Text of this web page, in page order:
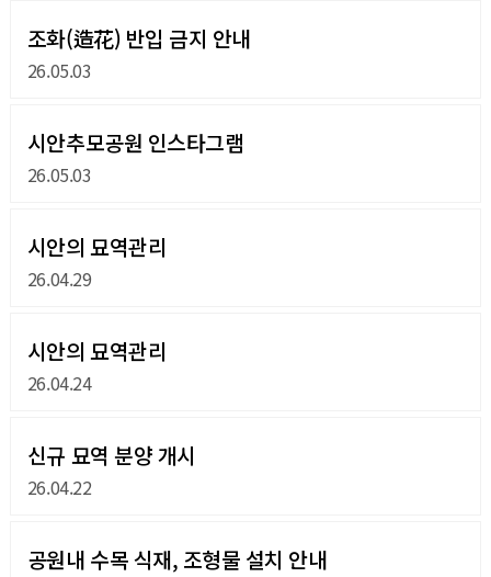
조화(造花) 반입 금지 안내
26.05.03
시안추모공원 인스타그램
26.05.03
시안의 묘역관리
26.04.29
시안의 묘역관리
26.04.24
신규 묘역 분양 개시
26.04.22
공원내 수목 식재, 조형물 설치 안내